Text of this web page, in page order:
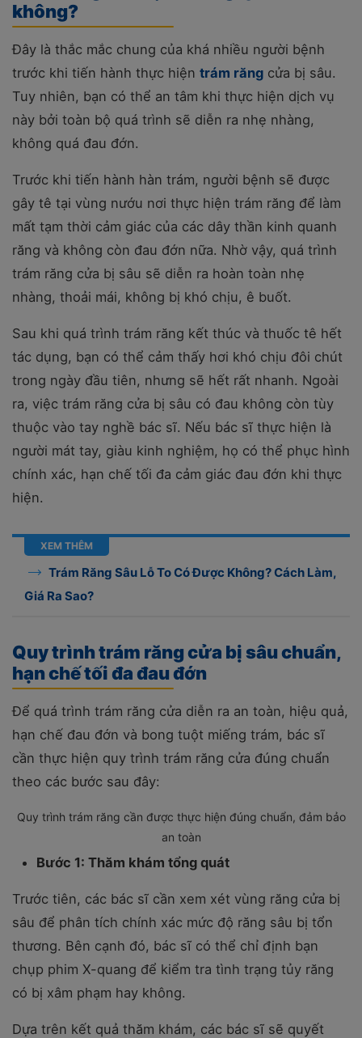
không?
Đây là thắc mắc chung của khá nhiều người bệnh
trước khi tiến hành thực hiện trám răng cửa bị sâu.
Tuy nhiên, bạn có thể an tâm khi thực hiện dịch vụ
này bởi toàn bộ quá trình sẽ diễn ra nhẹ nhàng,
không quá đau đớn.
Trước khi tiến hành hàn trám, người bệnh sẽ được
gây tê tại vùng nướu nơi thực hiện trám răng để làm
mất tạm thời cảm giác của các dây thần kinh quanh
răng và không còn đau đớn nữa. Nhờ vậy, quá trình
trám răng cửa bị sâu sẽ diễn ra hoàn toàn nhẹ
nhàng, thoải mái, không bị khó chịu, ê buốt.
Sau khi quá trình trám răng kết thúc và thuốc tê hết
tác dụng, bạn có thể cảm thấy hơi khó chịu đôi chút
trong ngày đầu tiên, nhưng sẽ hết rất nhanh. Ngoài
ra, việc trám răng cửa bị sâu có đau không còn tùy
thuộc vào tay nghề bác sĩ. Nếu bác sĩ thực hiện là
người mát tay, giàu kinh nghiệm, họ có thể phục hình
chính xác, hạn chế tối đa cảm giác đau đớn khi thực
hiện.
XEM THÊM
Trám Răng Sâu Lỗ To Có Được Không? Cách Làm,
Giá Ra Sao?
Quy trình trám răng cửa bị sâu chuẩn,
hạn chế tối đa đau đớn
Để quá trình trám răng cửa diễn ra an toàn, hiệu quả,
hạn chế đau đớn và bong tuột miếng trám, bác sĩ
cần thực hiện quy trình trám răng cửa đúng chuẩn
theo các bước sau đây:
Quy trình trám răng cần được thực hiện đúng chuẩn, đảm bảo
an toàn
Bước 1: Thăm khám tổng quát
Trước tiên, các bác sĩ cần xem xét vùng răng cửa bị
sâu để phân tích chính xác mức độ răng sâu bị tổn
thương. Bên cạnh đó, bác sĩ có thể chỉ định bạn
chụp phim X-quang để kiểm tra tình trạng tủy răng
có bị xâm phạm hay không.
Dựa trên kết quả thăm khám, các bác sĩ sẽ quyết